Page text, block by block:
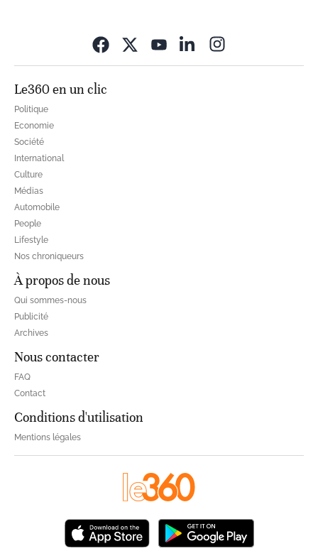
Le360 en un clic
Politique
Economie
Société
International
Culture
Médias
Automobile
People
Lifestyle
Nos chroniqueurs
À propos de nous
Qui sommes-nous
Publicité
Archives
Nous contacter
FAQ
Contact
Conditions d'utilisation
Mentions légales